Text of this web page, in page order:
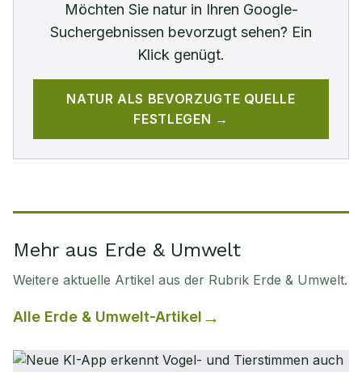
Möchten Sie naturin Ihren Google-
Suchergebnissen bevorzugt sehen? Ein
Klick genügt.
NATUR ALS BEVORZUGTE QUELLE
FESTLEGEN →
Mehr aus Erde & Umwelt
Weitere aktuelle Artikel aus der Rubrik Erde & Umwelt.
Alle Erde & Umwelt-Artikel